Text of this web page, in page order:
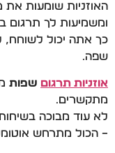
האוזניות שומעות
ומשמיעות לך
כך אתה יכול לשוחח,
שפה.
אוזניות תרגום שפות
מתקשרים.
לא עוד מבוכה
– הכול מתרחש